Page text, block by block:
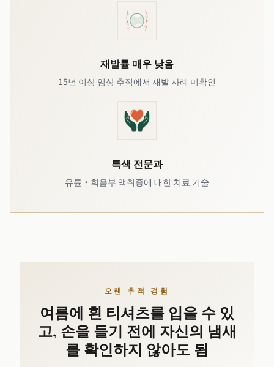
재발률 매우 낮음
15년 이상 임상 추적에서 재발 사례 미확인
특색 전문과
유륜・회음부 액취증에 대한 치료 기술
오랜 추적 경험
여름에 흰 티셔츠를 입을 수 있
고, 손을 들기 전에 자신의 냄새
를 확인하지 않아도 됨